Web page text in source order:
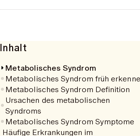
Inhalt
Metabolisches Syndrom
Metabolisches Syndrom früh
Metabolisches Syndrom Definition
Ursachen des metabolischen
Syndroms
Metabolisches Syndrom Symptome
Häufige Erkrankungen im